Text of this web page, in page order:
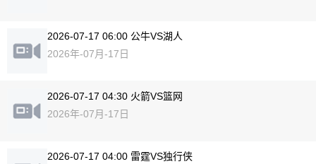
2026-07-17 06:00 公牛VS湖人
2026年-07月-17日
2026-07-17 04:30 火箭VS篮网
2026年-07月-17日
2026-07-17 04:00 雷霆VS独行侠